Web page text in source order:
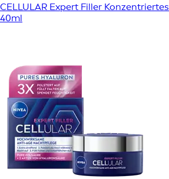
CELLULAR Expert Filler
40ml